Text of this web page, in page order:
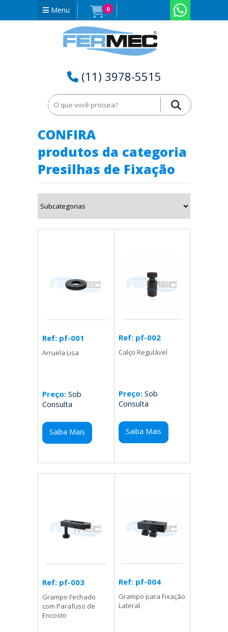
Menu 0
(11) 3978-5515
Home Presilhas de Fixação em Mato Grosso do Sul - MS
CONFIRA
produtos da categoria
Presilhas de Fixação
Ref: pf-001
Arruela Lisa
Preço: Sob
Consulta
Saiba Mais
Ref: pf-002
Calço Regulável
Preço:Sob
Consulta
Saiba Mais
Ref: pf-003
Grampo Fechado
com Parafuso de
Encosto
Ref: pf-004
Grampo para Fixação
Lateral